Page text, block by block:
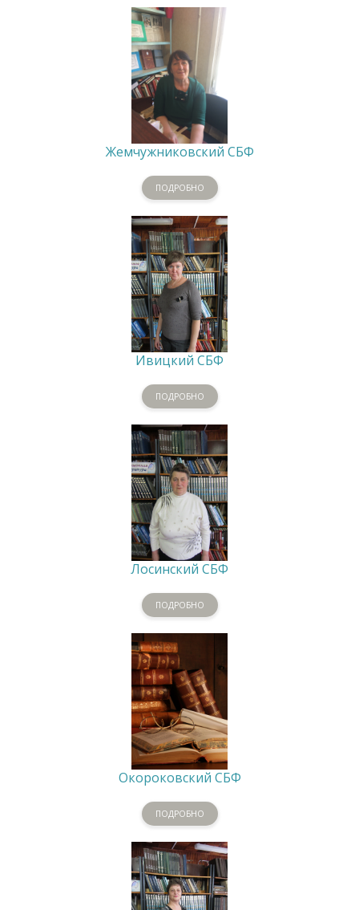
Жемчужниковский СБФ
ПОДРОБНО
Ивицкий СБФ
ПОДРОБНО
Лосинский СБФ
ПОДРОБНО
Окороковский СБФ
ПОДРОБНО